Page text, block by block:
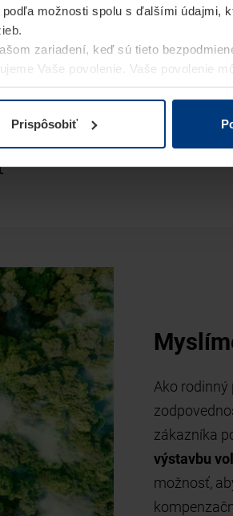
možnosti spolu s ďalšími údajmi,
zariadení, keď sú tieto
Vaše povolenie. Vaše povolenie
o ochrane osobných údajov
Prispôsobiť